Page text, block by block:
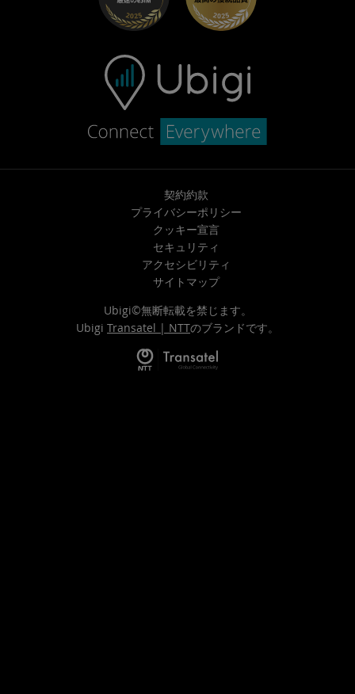
お問い合わせ先
契約約款
プライバシーポリシー
クッキー宣言
セキュリティ
アクセシビリティ
サイトマップ
Ubigi©無断転載を禁じます。
Ubigi Transatel | NTTのブランドです。